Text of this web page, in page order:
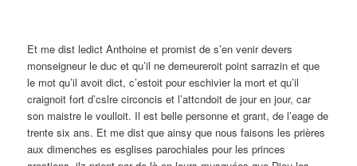
Et me dist ledict Anthoine et promist de s’en venir devers
monseigneur le duc et qu’il ne demeureroit point sarrazin et que
le mot qu’il avoit dict, c’estoit pour eschivier la mort et qu’il
craignoit fort d’cslre circoncis et l’attcndoit de jour en jour, car
son maistre le voulloit. Il est belle personne et grant, de l’eage de
trente six ans. Et me dist que ainsy que nous faisons les prières
aux dimenches es esglises parochiales pour les princes